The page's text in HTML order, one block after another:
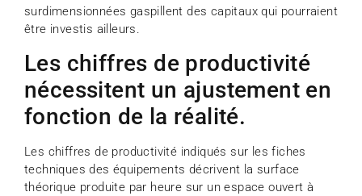
surdimensionnées gaspillent des capitaux qui pourraient
être investis ailleurs.
Les chiffres de productivité
nécessitent un ajustement en
fonction de la réalité.
Les chiffres de productivité indiqués sur les fiches
techniques des équipements décrivent la surface
théorique produite par heure sur un espace ouvert à